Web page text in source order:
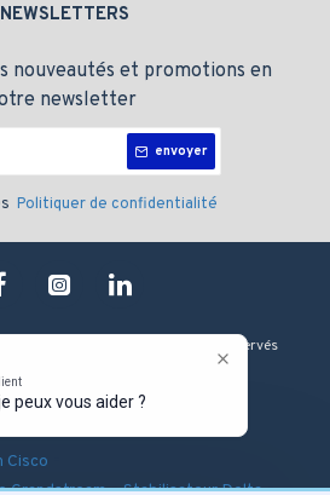
peux vous aider ?
nouveautés et promotions en
newsletter
envoyer
Politiquer de confidentialité
Tous les droits sont Réservés
Dell-Firewall Fortinet-
Cisco
Grandstream-Stabilisateur Delta-